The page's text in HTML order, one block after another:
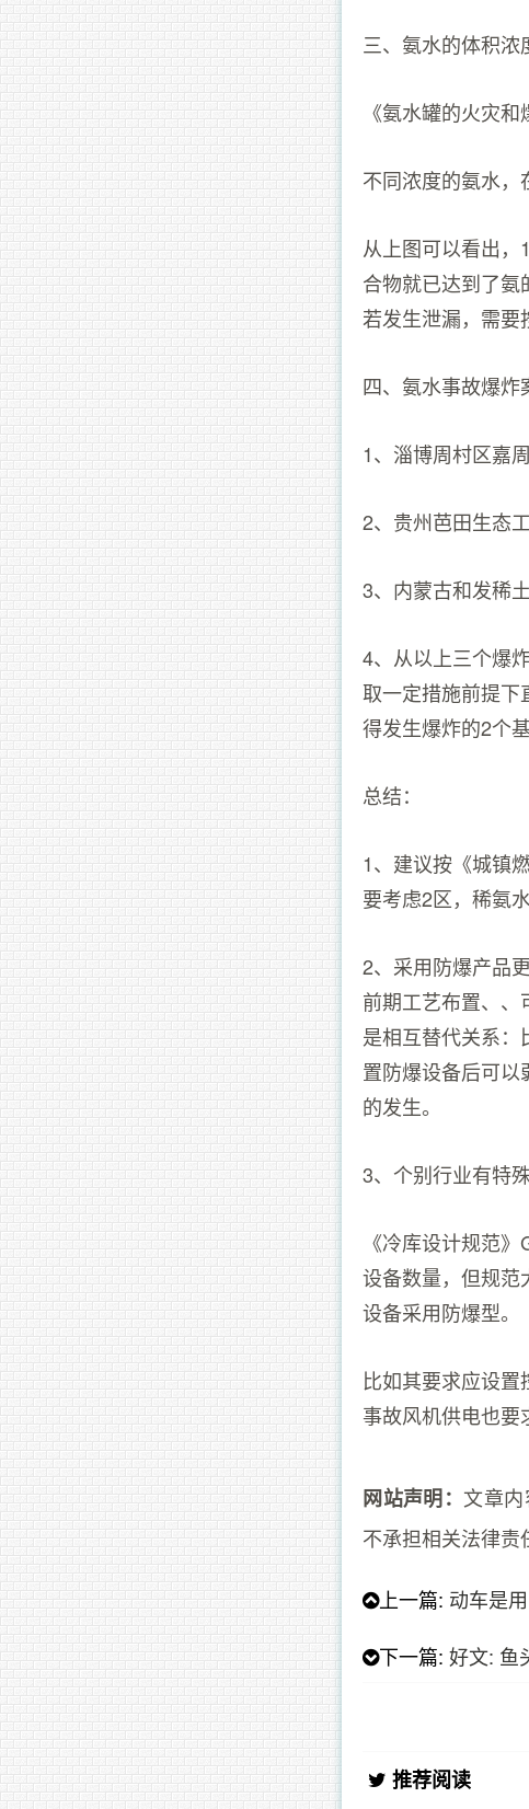
三、氨水的体积浓
《氨水罐的火灾
不同浓度的氨水，
从上图可以看出
合物就已达到了
若发生泄漏，需要
四、氨水事故爆炸
1、淄博周村区嘉
2、贵州芭田生态
3、内蒙古和发稀
4、从以上三个爆
取一定措施前提下
得发生爆炸的2个
总结：
1、建议按《城镇
要考虑2区，稀氨
2、采用防爆产品
前期工艺布置、
是相互替代关系
置防爆设备后可
的发生。
3、个别行业有特
《冷库设计规范
设备数量，但规范
设备采用防爆型。
比如其要求应设置
事故风机供电也要
网站声明：文章
不承担相关法律责
上一篇: 动车是
下一篇:好文: 鱼
推荐阅读